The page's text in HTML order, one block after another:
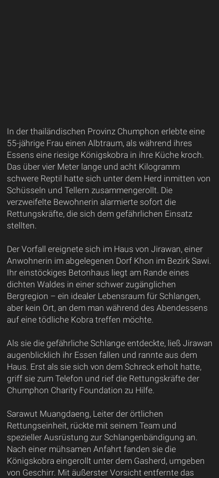
In der thailändischen Provinz Chumphon erlebte eine
55-jährige Frau einen Albtraum, als während ihres
Essens eine riesige Königskobra in ihre Küche kroch.
Das über vier Meter lange und acht Kilogramm
schwere Reptil hatte sich unter dem Herd inmitten von
Schüsseln und Tellern zusammengerollt. Die
verzweifelte Bewohnerin alarmierte sofort die
Rettungskräfte, die sich dem gefährlichen Einsatz
stellten.
Der Vorfall ereignete sich im Haus von Jirawan, einer
Anwohnerin im abgelegenen Dorf Khon im Bezirk Sawi.
Ihr einstöckiges Betonhaus liegt am Rande eines
dichten Waldes in einer schwer zugänglichen
Bergregion – ein idealer Lebensraum für Schlangen,
aber kein Ort, an dem man während des Abendessens
auf eine tödliche Kobra treffen möchte.
Als sie die gefährliche Schlange entdeckte, ließ Jirawan
augenblicklich ihr Essen fallen und rannte aus dem
Haus. Erst als sie sich von dem Schreck erholt hatte,
griff sie zum Telefon und rief die Rettungskräfte der
Chumphon Charity Foundation zu Hilfe.
Sarawut Muangdaeng, Leiter der örtlichen
Rettungseinheit, rückte mit seinem Team und
spezieller Ausrüstung zur Schlangenbändigung an.
Nach einer mühsamen Anfahrt fanden sie die
Königskobra eingerollt unter dem Gasherd, umgeben
von Geschirr. Mit äußerster Vorsicht entfernte das